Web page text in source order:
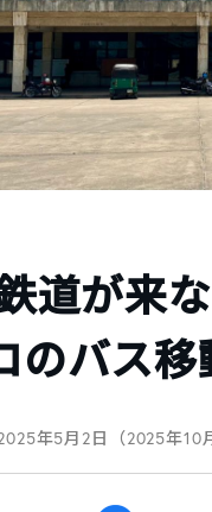
道が来
のバス移
年5月2日（2025年10